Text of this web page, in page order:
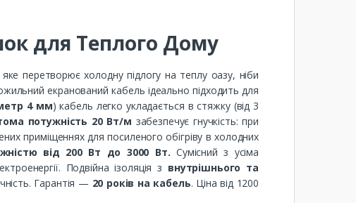
для Теплого Дому
перетворює холодну підлогу на теплу оазу, ніби
екранований кабель ідеально підходить для
4 мм) кабель легко укладається в стяжку (від 3
потужність 20 Вт/м забезпечує гнучкість: при
приміщеннях для посиленого обігріву в холодних
від 200 Вт до 3000 Вт. Сумісний з усіма
Подвійна ізоляція з внутрішнього та
Гарантія — 20 років на кабель. Ціна від 1200